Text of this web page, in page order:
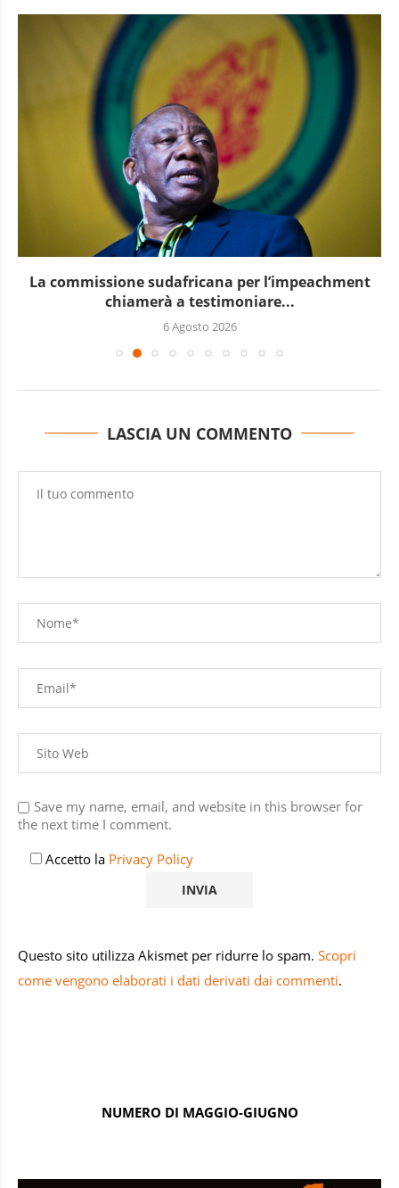
La commissione sudafricana per l’impeachment
chiamerà a testimoniare...
6 Agosto 2026
LASCIA UN COMMENTO
Save my name, email, and website in this browser for
the next time I comment.
Accetto la Privacy Policy
Questo sito utilizza Akismet per ridurre lo spam. Scopri
come vengono elaborati i dati derivati dai commenti.
NUMERO DI MAGGIO-GIUGNO